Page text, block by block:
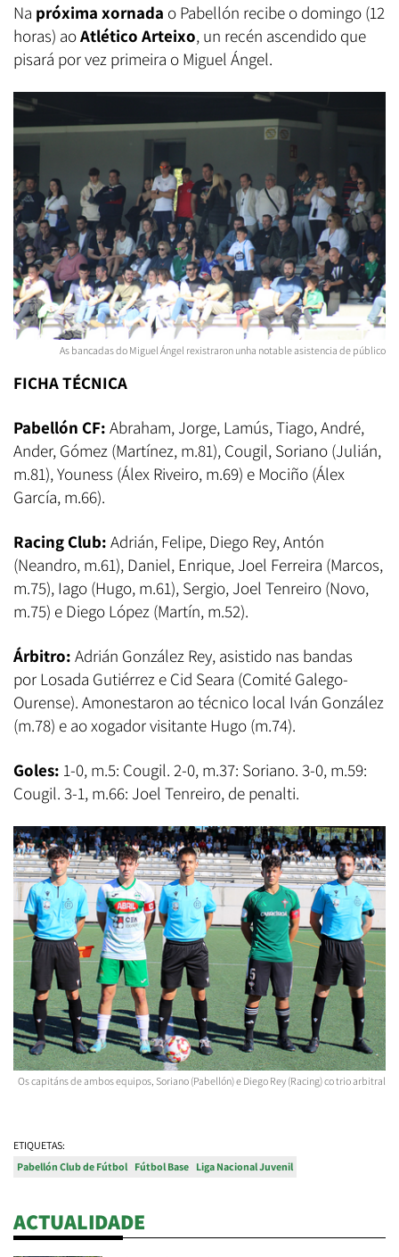
Na próxima xornada o Pabellón recibe o domingo (12
horas) aoAtlético Arteixo, un recén ascendido que
pisará por vez primeira o Miguel Ángel.
As bancadas do Miguel Ángel rexistraron unha notable asistencia de público
FICHA TÉCNICA
Pabellón CF: Abraham, Jorge, Lamús, Tiago, André,
Ander, Gómez (Martínez, m.81), Cougil, Soriano (Julián,
m.81), Youness (Álex Riveiro, m.69) e Mociño (Álex
García, m.66).
Racing Club: Adrián, Felipe, Diego Rey, Antón
(Neandro, m.61), Daniel, Enrique, Joel Ferreira (Marcos,
m.75), Iago (Hugo, m.61), Sergio, Joel Tenreiro (Novo,
m.75) e Diego López (Martín, m.52).
Árbitro: Adrián González Rey, asistido nas bandas
por Losada Gutiérrez e Cid Seara (Comité Galego-
Ourense). Amonestaron ao técnico local Iván González
(m.78) e ao xogador visitante Hugo (m.74).
Goles: 1-0, m.5: Cougil. 2-0, m.37: Soriano. 3-0, m.59:
Cougil. 3-1, m.66: Joel Tenreiro, de penalti.
Os capitáns de ambos equipos, Soriano (Pabellón) e Diego Rey (Racing) co trio arbitral
ETIQUETAS:
Pabellón Club de Fútbol Fútbol Base Liga Nacional Juvenil
ACTUALIDADE